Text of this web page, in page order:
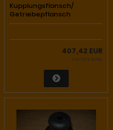
Kupplungsflansch/
Getriebepflansch
Verteilergetriebe 463 mit
407,42 EUR
inkl. 19 % MwSt.